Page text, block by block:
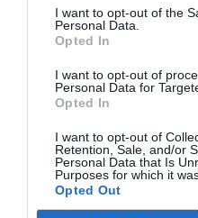
I want to opt-out of the
Personal Data.
Opted In
I want to opt-out of
Personal Data for
Opted In
I want to opt-out of
Retention, Sale, and/or
Personal Data that Is
Purposes for which it
Opted Out
L'empresa al dia
productivitat, amb
Atès que existeixen
contingut entre les
pòdcast, aquests